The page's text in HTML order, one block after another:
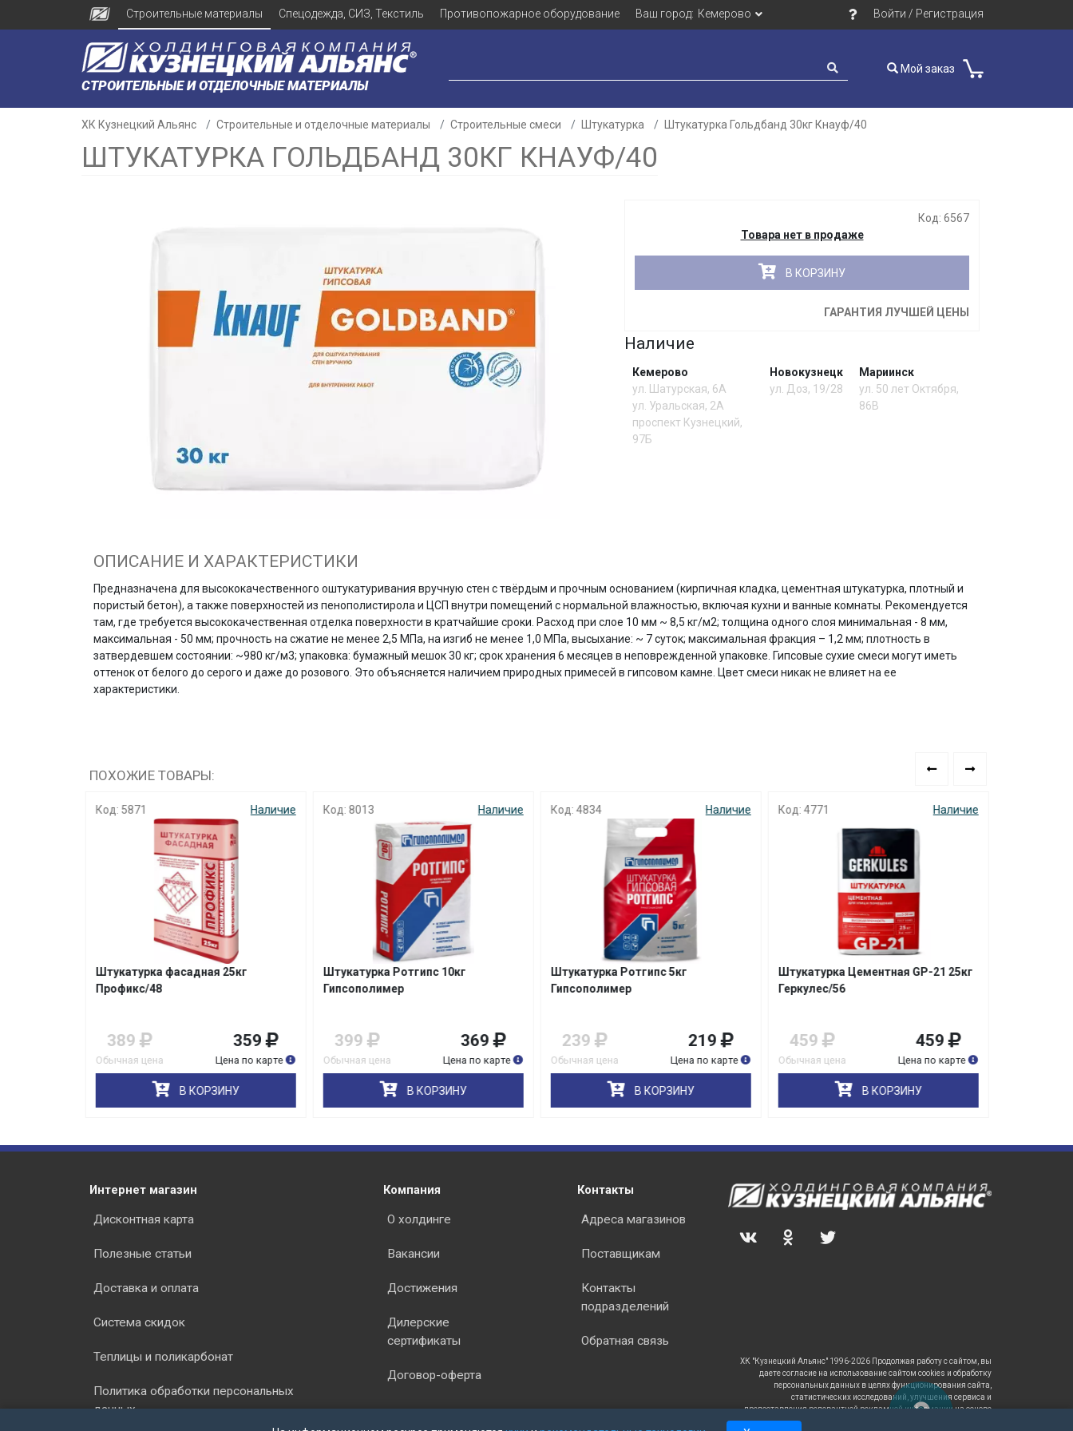
Строительные материалы Спецодежда, СИЗ, Текстиль Противопожарное оборудование Ваш город: Кемерово Войти / Регистрация
СТРОИТЕЛЬНЫЕ И ОТДЕЛОЧНЫЕ МАТЕРИАЛЫ
Мой заказ
ХК Кузнецкий Альянс Строительные и отделочные материалы Строительные смеси Штукатурка Штукатурка Гольдбанд 30кг Кнауф/40
ШТУКАТУРКА ГОЛЬДБАНД 30КГ КНАУФ/40
Код: 6567
Товара нет в продаже
В КОРЗИНУ
ГАРАНТИЯ ЛУЧШЕЙ ЦЕНЫ
Наличие
Кемерово
ул. Шатурская, 6А
ул. Уральская, 2А
проспект Кузнецкий,
97Б
Новокузнецк
ул. Доз, 19/28
Мариинск
ул. 50 лет Октября,
86В
ОПИСАНИЕ И ХАРАКТЕРИСТИКИ
Предназначена для высококачественного оштукатуривания вручную стен с твёрдым и прочным основанием (кирпичная кладка, цементная штукатурка, плотный и
пористый бетон), а также поверхностей из пенополистирола и ЦСП внутри помещений с нормальной влажностью, включая кухни и ванные комнаты. Рекомендуется
там, где требуется высококачественная отделка поверхности в кратчайшие сроки. Расход при слое 10 мм ~ 8,5 кг/м2; толщина одного слоя минимальная - 8 мм,
максимальная - 50 мм; прочность на сжатие не менее 2,5 МПа, на изгиб не менее 1,0 МПа, высыхание: ~ 7 суток; максимальная фракция – 1,2 мм; плотность в
затвердевшем состоянии: ~980 кг/м3; упаковка: бумажный мешок 30 кг; срок хранения 6 месяцев в неповрежденной упаковке. Гипсовые сухие смеси могут иметь
оттенок от белого до серого и даже до розового. Это объясняется наличием природных примесей в гипсовом камне. Цвет смеси никак не влияет на ее
характеристики.
ПОХОЖИЕ ТОВАРЫ:
Код: 5871 Наличие
Штукатурка фасадная 25кг
Профикс/48
389
Обычная цена
359
Цена по карте
В КОРЗИНУ
Код: 8013 Наличие
Штукатурка Ротгипс 10кг
Гипсополимер
399
Обычная цена
369
Цена по карте
В КОРЗИНУ
Код: 4834 Наличие
Штукатурка Ротгипс 5кг
Гипсополимер
239
Обычная цена
219
Цена по карте
В КОРЗИНУ
Код: 4771 Наличие
Штукатурка Цементная GP-21 25кг
Геркулес/56
459
Обычная цена
459
Цена по карте
В КОРЗИНУ
на части
График платежей
Сегодня
25% картой любого банка
Получайте товарвыбранный способом
Подробнее об оплате Плайтом
раз в 2
недели
8 800 302-02-51
plait.ru
Интернет магазин
Дисконтная карта
Полезные статьи
Доставка и оплата
Система скидок
Теплицы и поликарбонат
Политика обработки персональных
данных
Компания
О холдинге
Вакансии
Достижения
Дилерские
сертификаты
Договор-оферта
Контакты
Адреса магазинов
Поставщикам
Контакты
подразделений
Обратная связь
ХК "Кузнецкий Альянс" 1996-2026 Продолжая работу с сайтом, вы
даете согласие на использование сайтом cookies и обработку
персональных данных в целях функционирования сайта,
статистических исследований, улучшения сервиса и
предоставления релевантной рекламной информации на основе